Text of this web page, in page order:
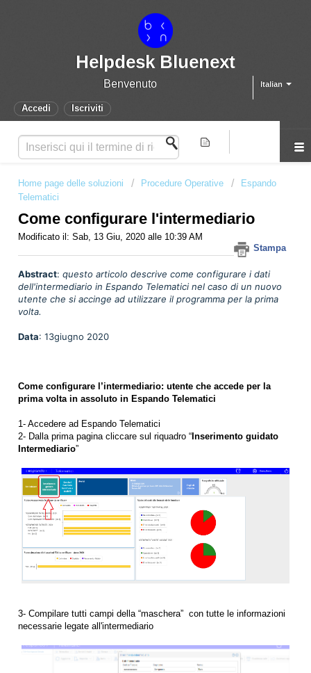
Helpdesk Bluenext
Italian
Benvenuto
Accedi Iscriviti
Home page delle soluzioni Procedure Operative
Espando
Telematici
Come configurare l'intermediario
Stampa
Modificato il: Sab, 13 Giu, 2020 alle 10:39 AM
Abstract: questo articolo descrive come configurare i dati
dell'intermediario in Espando Telematici nel caso di un nuovo
utente che si accinge ad utilizzare il programma per la prima
volta.
Data: 13giugno 2020
Come configurare l’intermediario: utente che accede per la
prima volta in assoluto in Espando Telematici
1- Accedere ad Espando Telematici
2- Dalla prima pagina cliccare sul riquadro “Inserimento guidato
Intermediario”
3- Compilare tutti campi della “maschera” con tutte le informazioni
necessarie legate all'intermediario